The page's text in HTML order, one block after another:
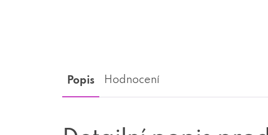
Popis Hodnocení